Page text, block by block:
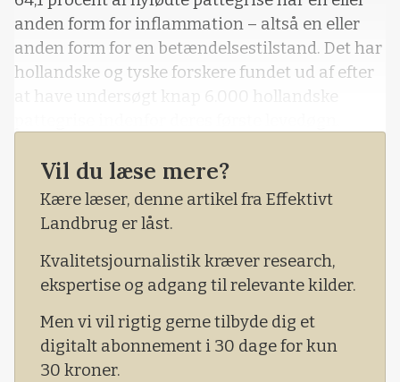
anden form for inflammation – altså en eller
anden form for en betændelsestilstand. Det har
hollandske og tyske forskere fundet ud af efter
at have undersøgt knap 6.000 hollandske
Selvom undersøgelsen er udført på hollandske
grise, hævder forskerne, at omfanget af nyfødte
grise med betændelse er sammenligneligt med
andre lande, hvor der er foretaget lignende
undersøgelser.
Vil du læse mere?
Kære læser, denne artikel fra Effektivt
Landbrug er låst.
Kvalitetsjournalistik kræver research,
ekspertise og adgang til relevante kilder.
Men vi vil rigtig gerne tilbyde dig et
digitalt abonnement i 30 dage for kun
30 kroner.